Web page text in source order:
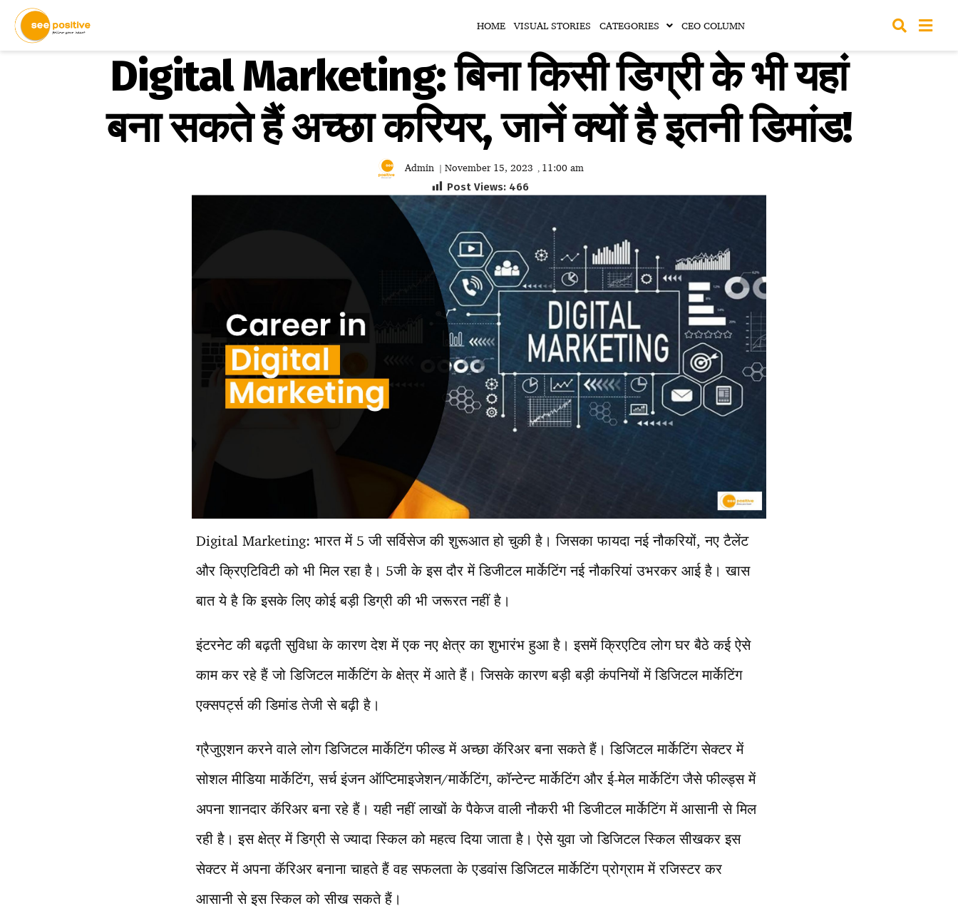
HOME VISUAL STORIES CATEGORIES CEO COLUMN
Digital Marketing: बिना किसी डिग्री के भी यहां
बना सकते हैं अच्छा करियर, जानें क्यों है इतनी डिमांड!
Admin | November 15, 2023 , 11:00 am
Post Views: 466
Digital Marketing: भारत में 5 जी सर्विसेज की शुरूआत हो चुकी है। जिसका फायदा नई नौकरियों, नए टैलेंट
और क्रिएटिविटी को भी मिल रहा है। 5जी के इस दौर में डिजीटल मार्केटिंग नई नौकरियां उभरकर आई है। खास
बात ये है कि इसके लिए कोई बड़ी डिग्री की भी जरूरत नहीं है।
इंटरनेट की बढ़ती सुविधा के कारण देश में एक नए क्षेत्र का शुभारंभ हुआ है। इसमें क्रिएटिव लोग घर बैठे कई ऐसे
काम कर रहे हैं जो डिजिटल मार्केटिंग के क्षेत्र में आते हैं। जिसके कारण बड़ी बड़ी कंपनियों में डिजिटल मार्केटिंग
एक्सपर्ट्स की डिमांड तेजी से बढ़ी है।
ग्रैजुएशन करने वाले लोग डिजिटल मार्केटिंग फील्ड में अच्छा कॅरिअर बना सकते हैं। डिजिटल मार्केटिंग सेक्टर में
सोशल मीडिया मार्केटिंग, सर्च इंजन ऑप्टिमाइजेशन/मार्केटिंग, कॉन्टेन्ट मार्केटिंग और ई-मेल मार्केटिंग जैसे फील्ड्स में
अपना शानदार कॅरिअर बना रहे हैं। यही नहीं लाखों के पैकेज वाली नौकरी भी डिजीटल मार्केटिंग में आसानी से मिल
रही है। इस क्षेत्र में डिग्री से ज्यादा स्किल को महत्व दिया जाता है। ऐसे युवा जो डिजिटल स्किल सीखकर इस
सेक्टर में अपना कॅरिअर बनाना चाहते हैं वह सफलता के एडवांस डिजिटल मार्केटिंग प्रोग्राम में रजिस्टर कर
आसानी से इस स्किल को सीख सकते हैं।